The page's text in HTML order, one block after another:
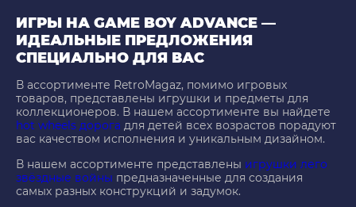
ИГРЫ НА GAME BOY ADVANCE —
ИДЕАЛЬНЫЕ ПРЕДЛОЖЕНИЯ
СПЕЦИАЛЬНО ДЛЯ ВАС
В ассортименте RetroMagaz, помимо игровых
товаров, представлены игрушки и предметы для
коллекционеров. В нашем ассортименте вы найдете
hot wheels дорога для детей всех возрастов порадуют
вас качеством исполнения и уникальным дизайном.
В нашем ассортименте представлены игрушки лего
звёздные войны предназначенные для создания
самых разных конструкций и задумок.